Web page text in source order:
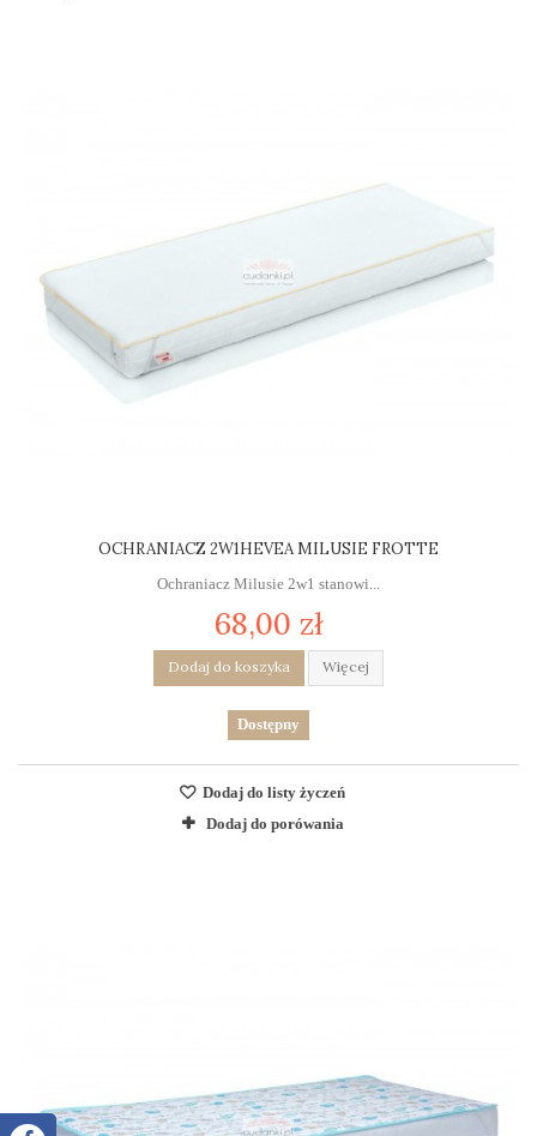
OCHRANIACZ 2W1HEVEA MILUSIE FROTTE
Ochraniacz Milusie 2w1 stanowi...
68,00 zł
Dodaj do koszyka Więcej
Dostępny
Dodaj do listy życzeń
Dodaj do porówania